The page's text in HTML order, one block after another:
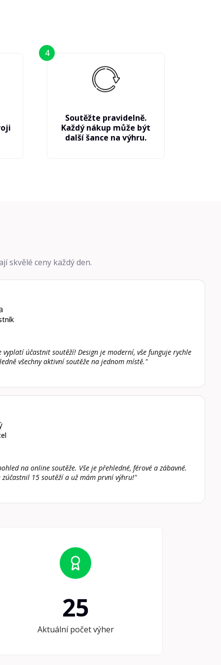
4
Soutěžte pravidelně.
Každý nákup může být
další šance na výhru.
skvělé ceny každý den.
vyplatí účastnit soutěží! Design je moderní, vše funguje rychle
všechny aktivní soutěže na jednom místě."
na online soutěže. Vše je přehledné, férové a zábavné.
zúčastnil 15 soutěží a už mám první výhru!"
25
Aktuální počet výher